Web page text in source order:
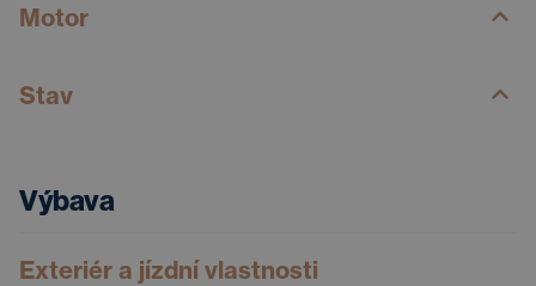
Motor
Stav
Výbava
Exteriér a jízdní vlastnosti